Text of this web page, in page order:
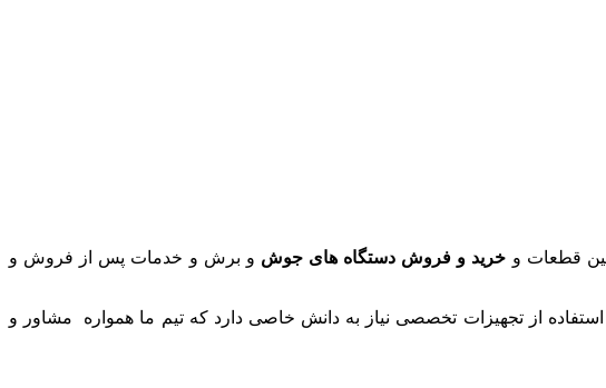
خرید و فروش دستگاه های جوش و برش و خدمات پس از فروش و
از تجهیزات تخصصی نیاز به دانش خاصی دارد که تیم ما همواره مشاور و